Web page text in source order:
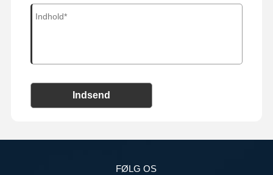
Indsend
FØLG OS